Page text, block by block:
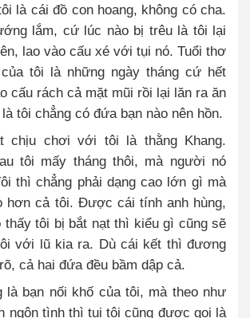
là cái đồ con hoang, không có cha.
lắm, cứ lúc nào bị trêu là tôi lại
lao vào cấu xé với tụi nó. Tuổi thơ
tôi là những ngày tháng cứ hết
cấu rách cả mặt mũi rồi lại lăn ra ăn
tôi chẳng có đứa bạn nào nên hồn.
chịu chơi với tôi là thằng Khang.
tôi mấy tháng thôi, mà người nó
thì chẳng phải dạng cao lớn gì mà
hơn cả tôi. Được cái tính anh hùng,
thấy tôi bị bắt nạt thì kiểu gì cũng sẽ
với lũ kia ra. Dù cái kết thì đương
cả hai đứa đều bầm dập cả.
là bạn nối khố của tôi, mà theo như
ngôn tình thì tụi tôi cũng được gọi là